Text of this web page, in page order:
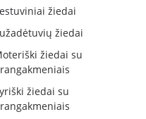
žiedai
žiedai
žiedai su
žiedai su